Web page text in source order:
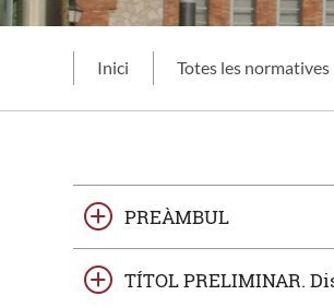
Inici Totes les normatives
PREÀMBUL
TÍTOL PRELIMINAR.